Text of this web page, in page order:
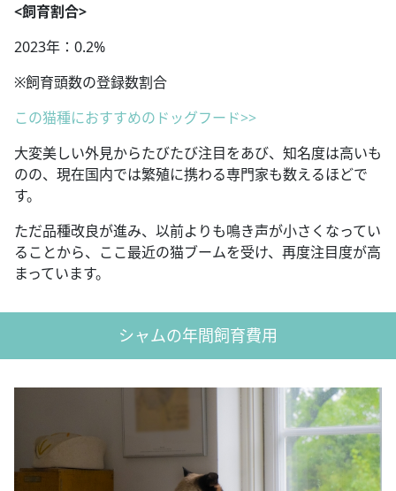
<飼育割合>
2023年：0.2%
※飼育頭数の登録数割合
この猫種におすすめのドッグフード>>
大変美しい外見からたびたび注目をあび、知名度は高いも
のの、現在国内では繁殖に携わる専門家も数えるほどで
す。
ただ品種改良が進み、以前よりも鳴き声が小さくなってい
ることから、ここ最近の猫ブームを受け、再度注目度が高
まっています。
シャムの年間飼育費用